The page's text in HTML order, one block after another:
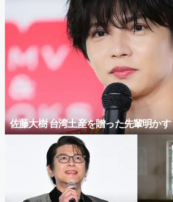
佐藤大樹 台湾土産を贈った先輩明かす